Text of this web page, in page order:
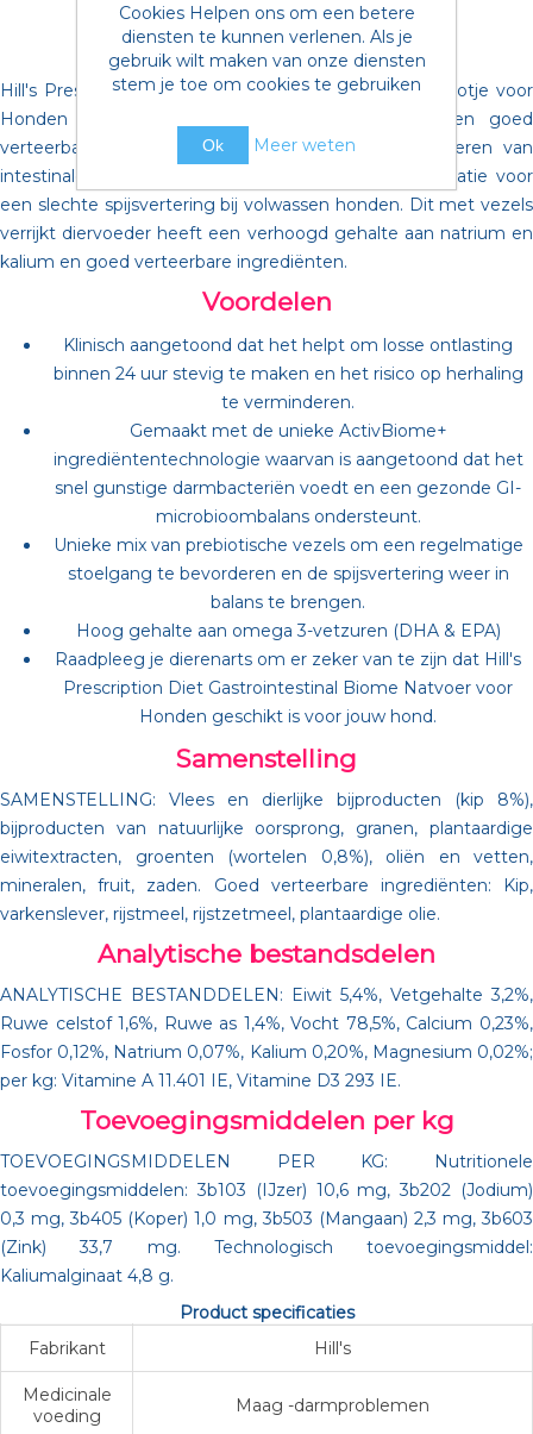
Hill's Prescription Diet Gastro-intestinal Biome Stoofpotje voor
Honden met Kip & toegevoegde Wortelen is een goed
verteerbaar, volledig dieetvoeder voor het verminderen van
intestinale absorptiestoornissen en voor de compensatie voor
een slechte spijsvertering bij volwassen honden. Dit met vezels
verrijkt diervoeder heeft een verhoogd gehalte aan natrium en
kalium en goed verteerbare ingrediënten.
Voordelen
Klinisch aangetoond dat het helpt om losse ontlasting
binnen 24 uur stevig te maken en het risico op herhaling
te verminderen.
Gemaakt met de unieke ActivBiome+
ingrediëntentechnologie waarvan is aangetoond dat het
snel gunstige darmbacteriën voedt en een gezonde GI-
microbioombalans ondersteunt.
Unieke mix van prebiotische vezels om een regelmatige
stoelgang te bevorderen en de spijsvertering weer in
balans te brengen.
Hoog gehalte aan omega 3-vetzuren (DHA & EPA)
Raadpleeg je dierenarts om er zeker van te zijn dat Hill's
Prescription Diet Gastrointestinal Biome Natvoer voor
Honden geschikt is voor jouw hond.
Samenstelling
SAMENSTELLING: Vlees en dierlijke bijproducten (kip 8%),
bijproducten van natuurlijke oorsprong, granen, plantaardige
eiwitextracten, groenten (wortelen 0,8%), oliën en vetten,
mineralen, fruit, zaden. Goed verteerbare ingrediënten: Kip,
varkenslever, rijstmeel, rijstzetmeel, plantaardige olie.
Analytische bestandsdelen
ANALYTISCHE BESTANDDELEN: Eiwit 5,4%, Vetgehalte 3,2%,
Ruwe celstof 1,6%, Ruwe as 1,4%, Vocht 78,5%, Calcium 0,23%,
Fosfor 0,12%, Natrium 0,07%, Kalium 0,20%, Magnesium 0,02%;
per kg: Vitamine A 11.401 IE, Vitamine D3 293 IE.
Toevoegingsmiddelen per kg
TOEVOEGINGSMIDDELEN PER KG: Nutritionele
toevoegingsmiddelen: 3b103 (IJzer) 10,6 mg, 3b202 (Jodium)
0,3 mg, 3b405 (Koper) 1,0 mg, 3b503 (Mangaan) 2,3 mg, 3b603
(Zink) 33,7 mg. Technologisch toevoegingsmiddel:
Kaliumalginaat 4,8 g.
Product specificaties
Fabrikant
Hill's
Medicinale
voeding
Maag -darmproblemen
Cookies Helpen ons om een betere
diensten te kunnen verlenen. Als je
gebruik wilt maken van onze diensten
stem je toe om cookies te gebruiken
Ok Meer weten